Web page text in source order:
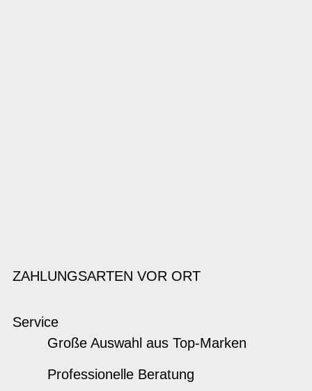
ZAHLUNGSARTEN VOR ORT
Service
Große Auswahl aus Top-Marken
Professionelle Beratung